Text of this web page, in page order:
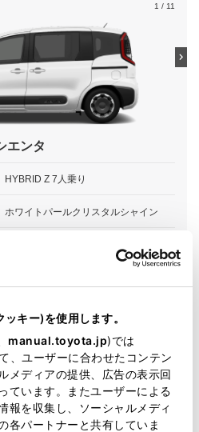
キー)を使用します。
manual.toyota.jp)では
、ユーザーに合わせたコンテン
メディアの提供、広告の表示回
ています。またユーザーによる
報を収集し、ソーシャルメディ
各パートナーと共有していま
1 / 11
エンタ
HYBRID Z 7人乗り
ホワイトパールクリスタルシャイン
・サービス